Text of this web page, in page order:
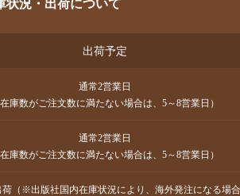
状況・出荷について
出荷予定
通常2営業日
庫数がご注文数に満たない場合は、5～8営業日）
通常2営業日
庫数がご注文数に満たない場合は、5～8営業日）
（※出版社国内在庫状況により、海外発注になる場